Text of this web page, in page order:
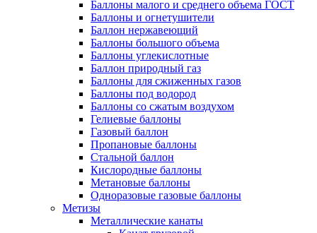
Баллоны малого и среднего объема ГОСТ
Баллоны и огнетушители
Баллон нержавеющий
Баллоны большого объема
Баллоны углекислотные
Баллон природный газ
Баллоны для сжиженных газов
Баллоны под водород
Баллоны со сжатым воздухом
Гелиевые баллоны
Газовый баллон
Пропановые баллоны
Стальной баллон
Кислородные баллоны
Метановые баллоны
Одноразовые газовые баллоны
Метизы
Металлические канаты